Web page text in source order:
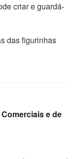
criar e guardá-
das figurinhas
e de